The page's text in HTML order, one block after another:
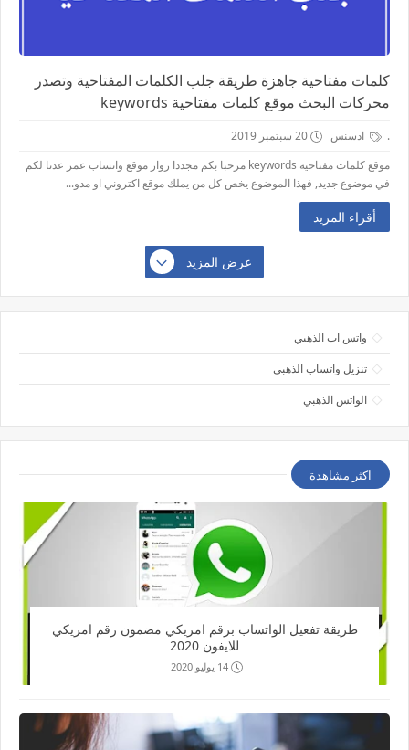
كلمات مفتاحية جاهزة طريقة جلب الكلمات المفتاحية وتصدر
محركات البحث موقع كلمات مفتاحية keywords
. ادسنس
20 سبتمبر 2019
موقع كلمات مفتاحية keywords مرحبا بكم مجددا زوار موقع واتساب عمر عدنا لكم
في موضوع جديد, فهذا الموضوع يخص كل من يملك موقع اكتروني او مدو...
أقراء المزيد
عرض المزيد
واتس اب الذهبي
تنزيل واتساب الذهبي
الواتس الذهبي
اكثر مشاهدة
طريقة تفعيل الواتساب برقم امريكي مضمون رقم امريكي
للايفون 2020
14 يوليو 2020